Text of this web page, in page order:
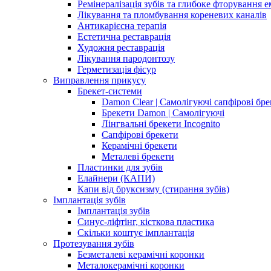
Ремінералізація зубів та глибоке фторування
Лікування та пломбування кореневих каналів
Антикарієсна терапія
Естетична реставрація
Художня реставрація
Лікування пародонтозу
Герметизація фісур
Виправлення прикусу
Брекет-системи
Damon Clear | Самолігуючі сапфірові
Брекети Damon | Самолігуючі
Лінгвальні брекети Incognito
Сапфірові брекети
Керамічні брекети
Металеві брекети
Пластинки для зубів
Елайнери (КАПИ)
Капи від бруксизму (стирання зубів)
Імплантація зубів
Імплантація зубів
Синус-ліфтінг, кісткова пластика
Скільки коштує імплантація
Протезування зубів
Безметалеві керамічні коронки
Металокерамічні коронки